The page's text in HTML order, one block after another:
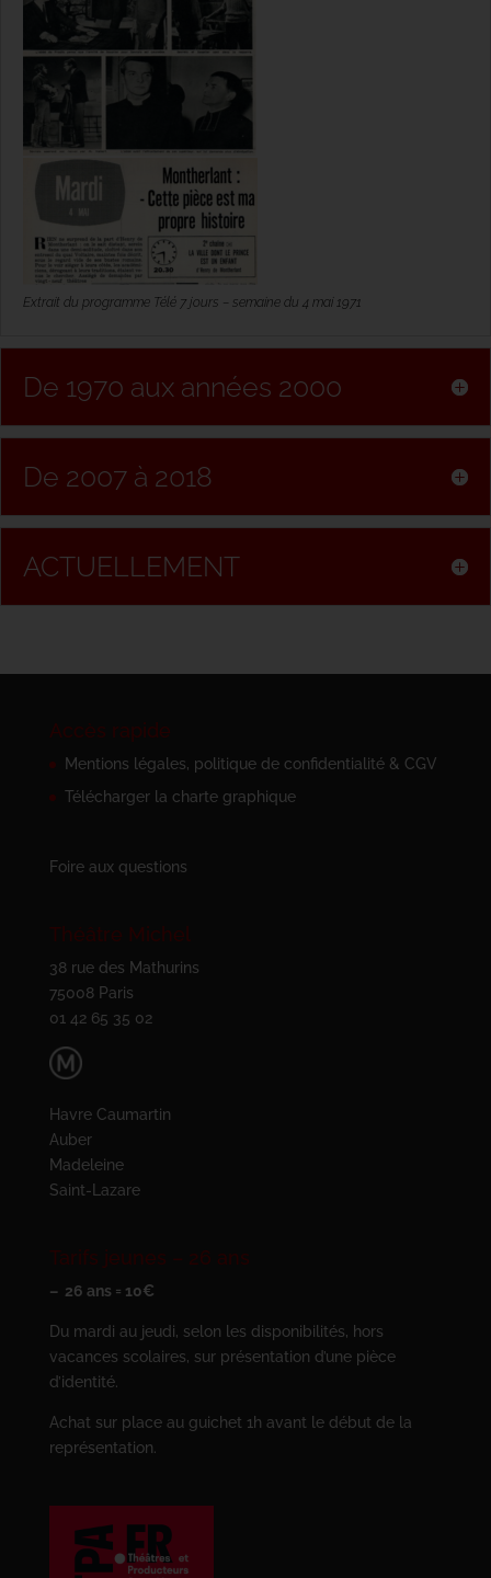
Extrait du programme Télé 7 jours – semaine du 4 mai 1971
De 1970 aux années 2000
De 2007 à 2018
ACTUELLEMENT
Accès rapide
Mentions légales, politique de confidentialité & CGV
Télécharger la charte graphique
Foire aux questions
Théâtre Michel
38 rue des Mathurins
75008 Paris
01 42 65 35 02
Havre Caumartin
Auber
Madeleine
Saint-Lazare
Tarifs jeunes – 26 ans
– 26 ans = 10€
Du mardi au jeudi, selon les disponibilités, hors
vacances scolaires, sur présentation d’une pièce
d’identité.
Achat sur place au guichet 1h avant le début de la
représentation.